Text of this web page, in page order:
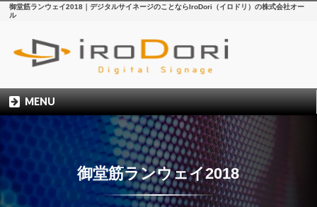
御堂筋ランウェイ2018｜デジタルサイネージのことならIroDori（イロドリ）の株式会社オー
ル
MENU
御堂筋ランウェイ2018